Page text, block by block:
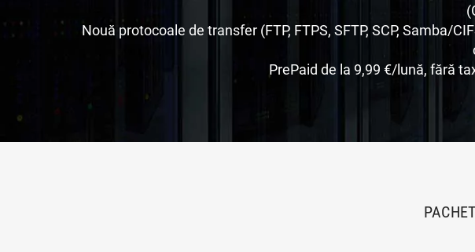
Nouă protocoale de transfer (FTP, FTPS, SFTP, SCP, Samba/
PrePaid de la 9,99 €/lună, fără